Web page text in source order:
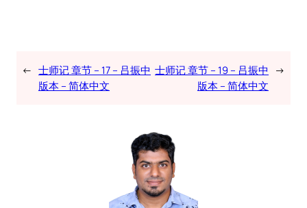
← 士师记 章节 – 17 – 吕振中
版本 – 简体中文
士师记 章节 – 19 – 吕振中
版本 – 简体中文
→